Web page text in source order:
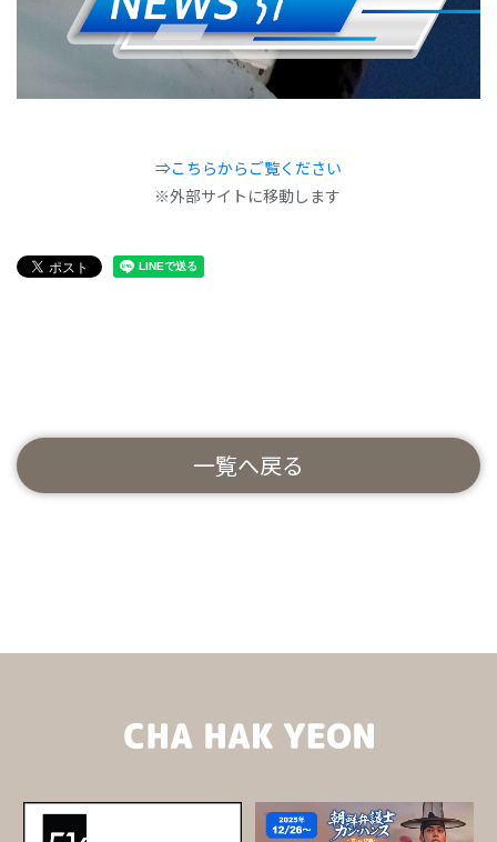
⇒こちらからご覧ください
※外部サイトに移動します
一覧へ戻る